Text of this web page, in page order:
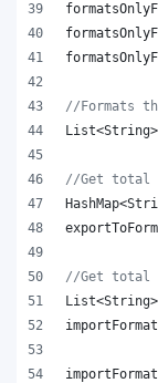
//Formats
List<String>
//Get total
HashMap<
//Get total
List<String>